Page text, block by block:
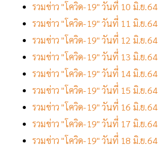
รวมข่าว "โควิด-19" วันที่ 10 มิ.ย.64
รวมข่าว "โควิด-19" วันที่ 11 มิ.ย.64
รวมข่าว "โควิด-19" วันที่ 12 มิ.ย.64
รวมข่าว "โควิด-19" วันที่ 13 มิ.ย.64
รวมข่าว "โควิด-19" วันที่ 14 มิ.ย.64
รวมข่าว "โควิด-19" วันที่ 15 มิ.ย.64
รวมข่าว "โควิด-19" วันที่ 16 มิ.ย.64
รวมข่าว "โควิด-19" วันที่ 17 มิ.ย.64
รวมข่าว "โควิด-19" วันที่ 18 มิ.ย.64